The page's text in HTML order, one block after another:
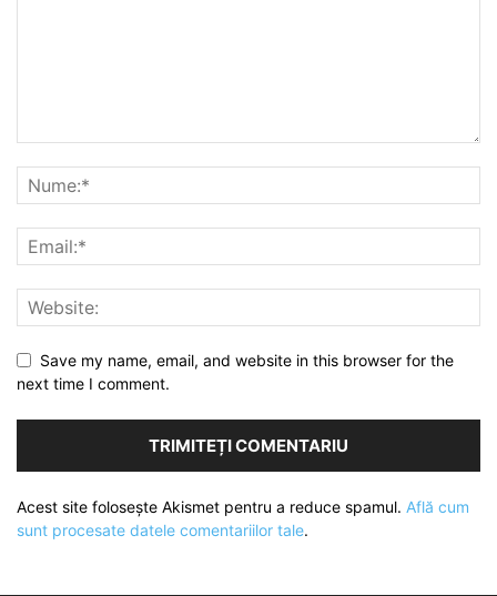
Save my name, email, and website in this browser for the
next time I comment.
Acest site folosește Akismet pentru a reduce spamul. Află cum
sunt procesate datele comentariilor tale.